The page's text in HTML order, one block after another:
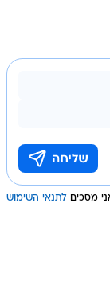
מסכים לתנאי השימוש